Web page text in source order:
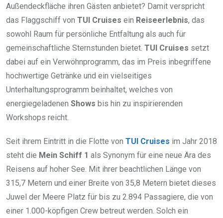
Außendeckfläche ihren Gästen anbietet? Damit verspricht
das Flaggschiff von TUI Cruises ein Reiseerlebnis, das
sowohl Raum für persönliche Entfaltung als auch für
gemeinschaftliche Sternstunden bietet. TUI Cruises setzt
dabei auf ein Verwöhnprogramm, das im Preis inbegriffene
hochwertige Getränke und ein vielseitiges
Unterhaltungsprogramm beinhaltet, welches von
energiegeladenen Shows bis hin zu inspirierenden
Workshops reicht.
Seit ihrem Eintritt in die Flotte von TUI Cruises im Jahr 2018
steht die Mein Schiff 1 als Synonym für eine neue Ära des
Reisens auf hoher See. Mit ihrer beachtlichen Länge von
315,7 Metern und einer Breite von 35,8 Metern bietet dieses
Juwel der Meere Platz für bis zu 2.894 Passagiere, die von
einer 1.000-köpfigen Crew betreut werden. Solch ein